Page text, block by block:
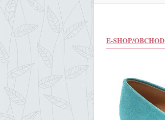
E-SHOP/OBCHOD